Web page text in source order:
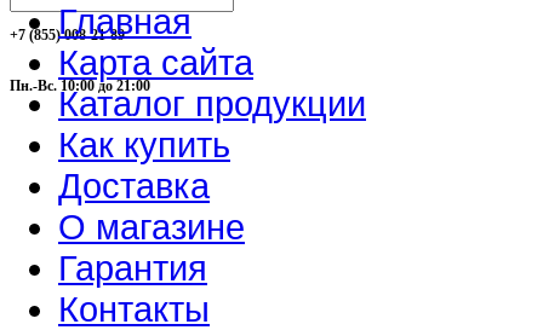
+7 (855) 008-21-89
Пн.-Вс. 10:00 до 21:00
Главная
Карта сайта
Каталог продукции
Как купить
Доставка
О магазине
Гарантия
Контакты